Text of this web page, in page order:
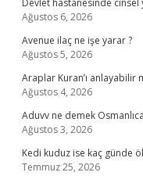
Devlet hastanesinde cinsel
Ağustos 6, 2026
Avenue ilaç ne işe yarar ?
Ağustos 5, 2026
Araplar Kuran’ı anlayabilir
Ağustos 4, 2026
Aduvv ne demek
Ağustos 3, 2026
Kedi kuduz ise kaç günde
Temmuz 25, 2026